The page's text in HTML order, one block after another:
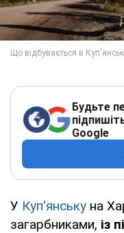
Будьте
Google
У Куп'янську на
загарбниками, із